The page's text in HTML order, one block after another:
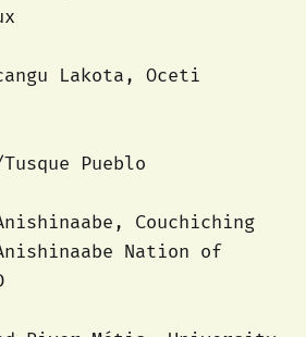
Lakota, Oceti
Pueblo
Couchiching
Nation of